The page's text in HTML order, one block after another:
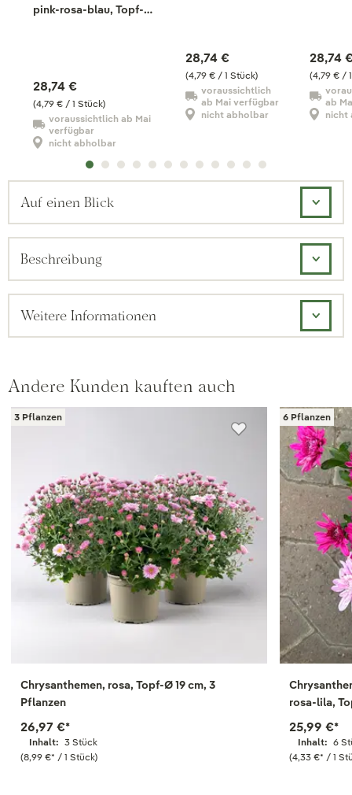
pink-rosa-blau, Topf-Ø
(4,79 € / 1 Stück)
28,74 €
voraussichtlich ab Mai
verfügbar
nicht abholbar
(4,79 € / 1 Stück)
28,74 €
voraussichtlich
ab Mai verfügbar
nicht abholbar
(4,79 € /
28,74
ab
nicht
Auf einen Blick
Beschreibung
Weitere Informationen
Andere Kunden kauften auch
3 Pflanzen
Chrysanthemen, rosa, Topf-Ø 19 cm, 3
Pflanzen
Inhalt: 3 Stück
(8,99 €* / 1 Stück)
26,97 €*
6 Pflanzen
rosa-lila,
Inhalt: 6
(4,33 €* / 1
25,99 €*